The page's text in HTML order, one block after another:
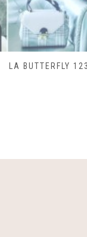
SAC LACET 480